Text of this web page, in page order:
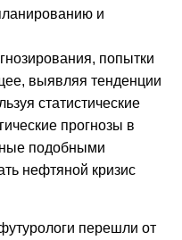
и
попытки
выявляя тенденции
статистические
прогнозы в
подобными
нефтяной кризис
перешли от